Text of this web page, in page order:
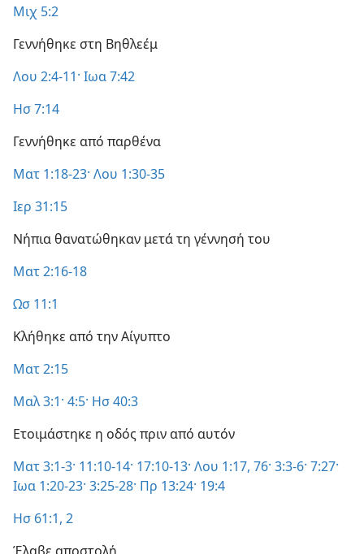
Μιχ 5:2
Γεννήθηκε στη Βηθλεέμ
Λου 2:4-11· Ιωα 7:42
Ησ 7:14
Γεννήθηκε από παρθένα
Ματ 1:18-23· Λου 1:30-35
Ιερ 31:15
Νήπια θανατώθηκαν μετά τη γέννησή του
Ματ 2:16-18
Ωσ 11:1
Κλήθηκε από την Αίγυπτο
Ματ 2:15
Μαλ 3:1· 4:5· Ησ 40:3
Ετοιμάστηκε η οδός πριν από αυτόν
Ματ 3:1-3· 11:10-14· 17:10-13· Λου 1:17, 76· 3:3-6· 7:27·
Ιωα 1:20-23· 3:25-28· Πρ 13:24· 19:4
Ησ 61:1, 2